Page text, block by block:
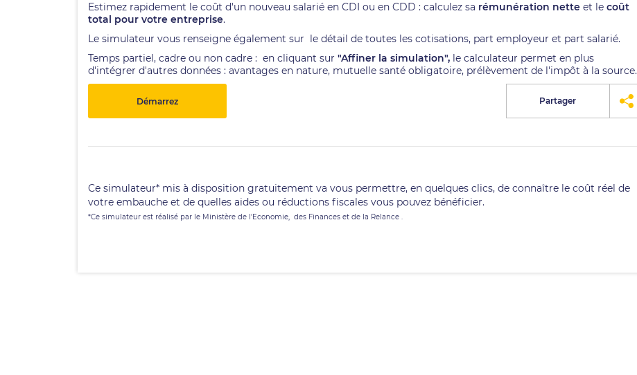
Estimez rapidement le coût d'un nouveau salarié en CDI ou en CDD : calculez sa rémunération nette et le coût
total pour votre entreprise.
Le simulateur vous renseigne également sur le détail de toutes les cotisations, part employeur et part salarié.
Temps partiel, cadre ou non cadre : en cliquant sur "Affiner la simulation", le calculateur permet en plus
d'intégrer d'autres données : avantages en nature, mutuelle santé obligatoire, prélèvement de l'impôt à la source.
Démarrez Partager
Ce simulateur* mis à disposition gratuitement va vous permettre, en quelques clics, de connaître le coût réel de
votre embauche et de quelles aides ou réductions fiscales vous pouvez bénéficier.
*Ce simulateur est réalisé par le Ministère de l'Economie, des Finances et de la Relance .